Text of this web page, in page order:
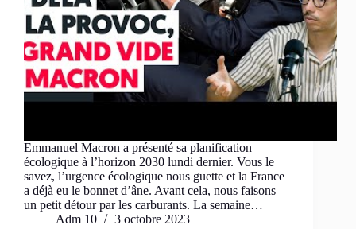
Emmanuel Macron a présenté sa planification
écologique à l’horizon 2030 lundi dernier. Vous le
savez, l’urgence écologique nous guette et la France
a déjà eu le bonnet d’âne. Avant cela, nous faisons
un petit détour par les carburants. La semaine…
Adm 10
3 octobre 2023